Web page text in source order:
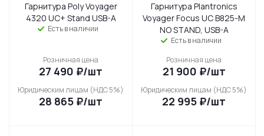
Гарнитура Poly Voyager
4320 UC+ Stand USB-A
Есть в наличии
Розничная цена
27 490 ₽/шт
Юридическим лицам (НДС 5%)
28 865 ₽/шт
Гарнитура Plantronics
Voyager Focus UC B825-M
NO STAND, USB-A
Есть в наличии
Розничная цена
21 900 ₽/шт
Юридическим лицам (НДС 5%)
22 995 ₽/шт